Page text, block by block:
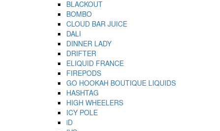
BLACKOUT
BOMBO
CLOUD BAR JUICE
DALI
DINNER LADY
DRIFTER
ELIQUID FRANCE
FIREPODS
GO HOOKAH BOUTIQUE LIQUIDS
HASHTAG
HIGH WHEELERS
ICY POLE
iD